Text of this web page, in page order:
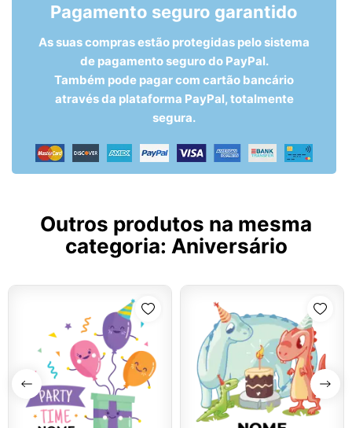
Pagamento seguro garantido
As suas compras estão protegidas pelo sistema
de pagamento seguro do PayPal.
Também pode pagar com cartão bancário
através da plataforma PayPal, totalmente
segura.
Outros produtos na mesma
categoria: Aniversário